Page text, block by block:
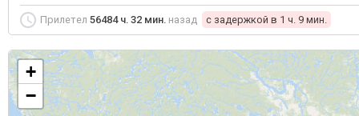
Прилетел 56484 ч. 32 мин. назад c задержкой в 1 ч. 9 мин.
+
−